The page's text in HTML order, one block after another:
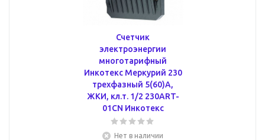
Счетчик
электроэнергии
многотарифный
Инкотекс Меркурий 230
трехфазный 5(60)А,
ЖКИ, кл.т. 1/2 230ART-
01CN Инкотекс
Нет в наличии